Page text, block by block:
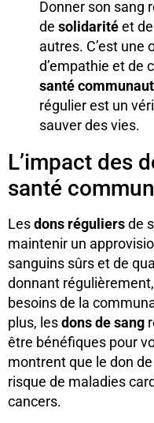
Donner son sang
de solidaritéet
autres. C’est une
d’empathie et de
santé
régulier est un
sauver des vies.
L’impact des
santé
Lesdons réguliersde
maintenir un
sanguins sûrs et de
donnant
besoins de la
plus, lesdons de sang
être bénéfiques pour
montrent que le don
risque de maladies
cancers.